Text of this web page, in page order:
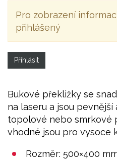
Pro zobrazení
přihlášený
Přihlásit
Bukové překližky se
na laseru a jsou pevnější
topolové nebo smrkové
vhodné jsou pro vysoce
Rozměr: 500×400